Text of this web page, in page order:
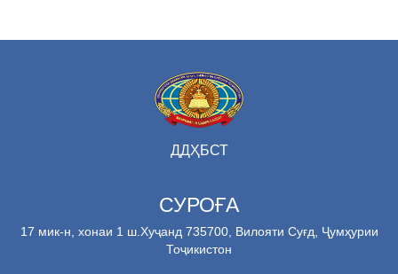
ДДҲБСТ
СУРОҒА
17 мик-н, хонаи 1 ш.Хуҷанд 735700, Вилояти Суғд, Ҷумҳурии
Тоҷикистон